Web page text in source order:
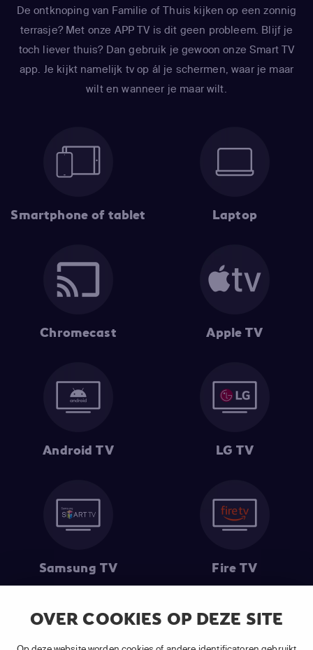
OVER COOKIES OP DEZE SITE
De ontknoping van Familie of Thuis kijken op een zonnig
terrasje? Met onze APP TV is dit geen probleem. Blijf je
toch liever thuis? Dan gebruik je gewoon onze Smart TV
app. Je kijkt namelijk tv op ál je schermen, waar je maar
wilt en wanneer je maar wilt.
Smartphone of tablet Laptop
Chromecast Apple TV
Android TV LG TV
Samsung TV Fire TV
(1) De eerste 30 dagen gratis: Geldig op alle nieuwe abonnementen